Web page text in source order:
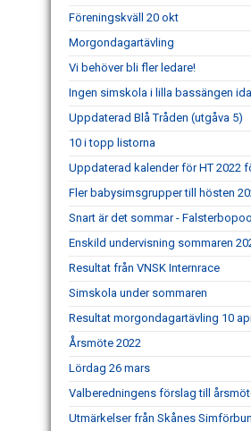
Föreningskväll 20 okt
Morgondagartävling
Vi behöver bli fler ledare!
Ingen simskola i lilla bassängen
Uppdaterad Blå Tråden (utgåva 5)
10 i topp listorna
Uppdaterad kalender för HT 2022
Fler babysimsgrupper till hösten
Snart är det sommar -
Enskild undervisning sommaren
Resultat från VNSK Internrace
Simskola under sommaren
Resultat morgondagartävling 10
Årsmöte 2022
Lördag 26 mars
Valberedningens förslag till
Utmärkelser från Skånes